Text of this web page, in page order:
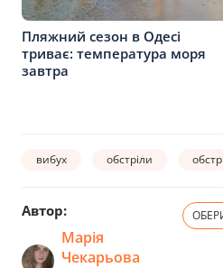
Пляжний сезон в Одесі
триває: температура моря
завтра
вибух обстріли
Автор:
Марія
Чекарьова